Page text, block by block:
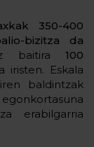
350-400
bizitza da
baitira 100
iristen. Eskala
baldintzak
erabilgarria